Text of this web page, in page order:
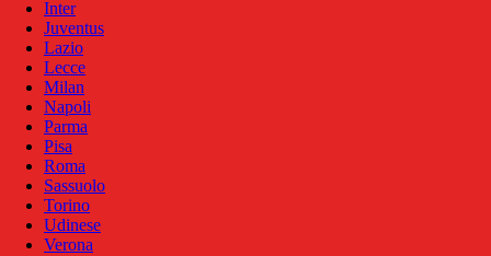
Inter
Juventus
Lazio
Lecce
Milan
Napoli
Parma
Pisa
Roma
Sassuolo
Torino
Udinese
Verona